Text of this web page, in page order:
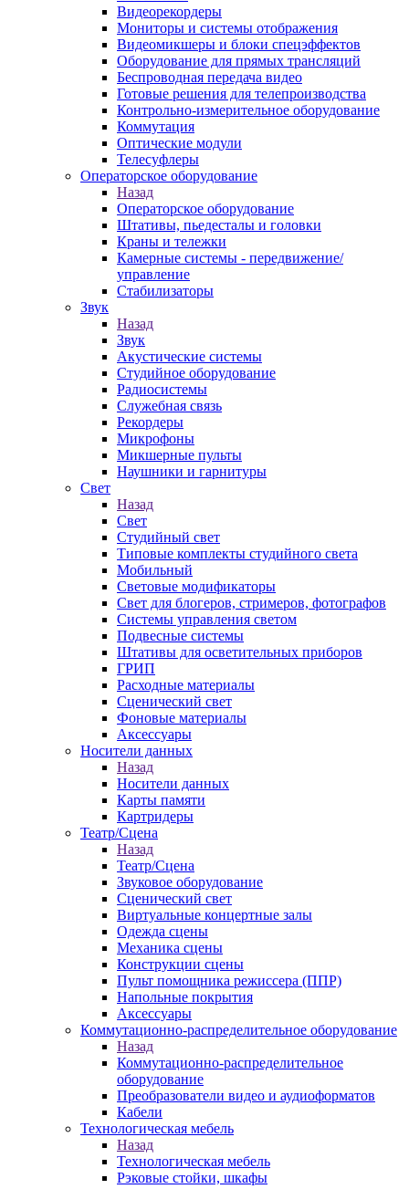
Видеорекордеры
Мониторы и системы отображения
Видеомикшеры и блоки спецэффектов
Оборудование для прямых трансляций
Беспроводная передача видео
Готовые решения для телепроизводства
Контрольно-измерительное оборудование
Коммутация
Оптические модули
Телесуфлеры
Операторское оборудование
Назад
Операторское оборудование
Штативы, пьедесталы и головки
Краны и тележки
Камерные системы - передвижение/
управление
Стабилизаторы
Звук
Назад
Звук
Акустические системы
Студийное оборудование
Радиосистемы
Служебная связь
Рекордеры
Микрофоны
Микшерные пульты
Наушники и гарнитуры
Свет
Назад
Свет
Студийный свет
Типовые комплекты студийного света
Мобильный
Световые модификаторы
Свет для блогеров, стримеров, фотографов
Системы управления светом
Подвесные системы
Штативы для осветительных приборов
ГРИП
Расходные материалы
Сценический свет
Фоновые материалы
Аксессуары
Носители данных
Назад
Носители данных
Карты памяти
Картридеры
Театр/Сцена
Назад
Театр/Сцена
Звуковое оборудование
Сценический свет
Виртуальные концертные залы
Одежда сцены
Механика сцены
Конструкции сцены
Пульт помощника режиссера (ППР)
Напольные покрытия
Аксессуары
Коммутационно-распределительное оборудование
Назад
Коммутационно-распределительное
оборудование
Преобразователи видео и аудиоформатов
Кабели
Технологическая мебель
Назад
Технологическая мебель
Рэковые стойки, шкафы